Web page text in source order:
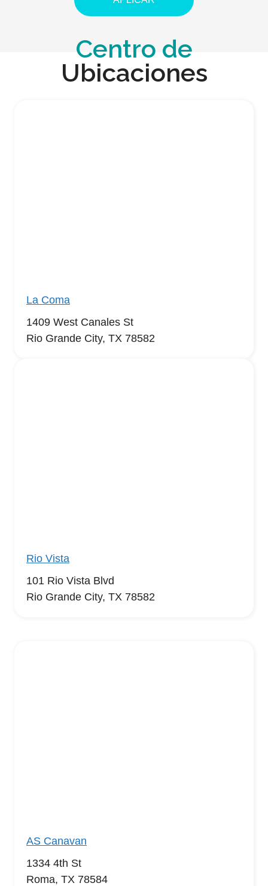
Centro de
Ubicaciones
La Coma
1409 West Canales St
Rio Grande City, TX 78582
Rio Vista
101 Rio Vista Blvd
Rio Grande City, TX 78582
AS Canavan
1334 4th St
Roma, TX 78584